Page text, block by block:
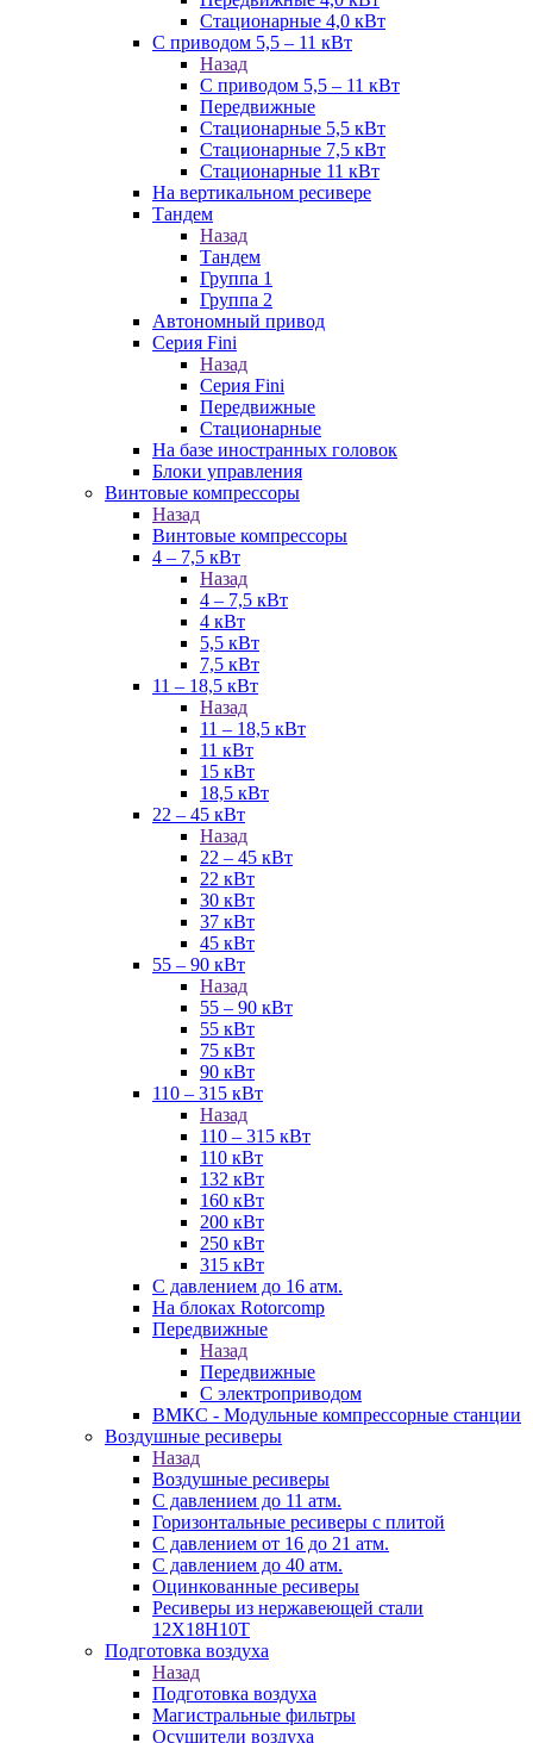
Стационарные 4,0 кВт
С приводом 5,5 – 11 кВт
Назад
С приводом 5,5 – 11 кВт
Передвижные
Стационарные 5,5 кВт
Стационарные 7,5 кВт
Стационарные 11 кВт
На вертикальном ресивере
Тандем
Назад
Тандем
Группа 1
Группа 2
Автономный привод
Серия Fini
Назад
Серия Fini
Передвижные
Стационарные
На базе иностранных головок
Блоки управления
Винтовые компрессоры
Назад
Винтовые компрессоры
4 – 7,5 кВт
Назад
4 – 7,5 кВт
4 кВт
5,5 кВт
7,5 кВт
11 – 18,5 кВт
Назад
11 – 18,5 кВт
11 кВт
15 кВт
18,5 кВт
22 – 45 кВт
Назад
22 – 45 кВт
22 кВт
30 кВт
37 кВт
45 кВт
55 – 90 кВт
Назад
55 – 90 кВт
55 кВт
75 кВт
90 кВт
110 – 315 кВт
Назад
110 – 315 кВт
110 кВт
132 кВт
160 кВт
200 кВт
250 кВт
315 кВт
С давлением до 16 атм.
На блоках Rotorcomp
Передвижные
Назад
Передвижные
С электроприводом
ВМКС - Модульные компрессорные станции
Воздушные ресиверы
Назад
Воздушные ресиверы
С давлением до 11 атм.
Горизонтальные ресиверы с плитой
С давлением от 16 до 21 атм.
С давлением до 40 атм.
Оцинкованные ресиверы
Ресиверы из нержавеющей стали
12Х18Н10Т
Подготовка воздуха
Назад
Подготовка воздуха
Магистральные фильтры
Осушители воздуха